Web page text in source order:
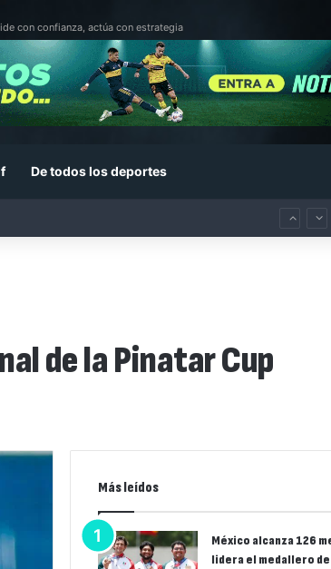
con confianza, actúa con estrategia
De todos los deportes
de la Pinatar Cup
Más leídos
México alcanza 126
lidera el medallero